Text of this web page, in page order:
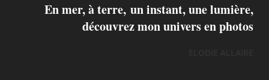
En mer, à terre, un instant, une lumière,
découvrez mon univers en photos